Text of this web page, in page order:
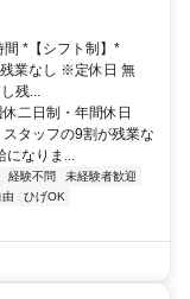
*【シフト制】*
業なし ※定休日 無
残...
二日制・年間休日
タッフの9割が残業な
なりま...
経験不問
未経験者歓迎
由
ひげOK